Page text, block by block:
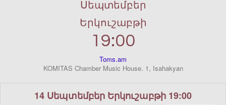
Սեպտեմբեր
Երկուշաբթի
19:00
Toms.am
KOMITAS Chamber Music House. 1, Isahakyan
14 Սեպտեմբեր Երկուշաբթի 19:00